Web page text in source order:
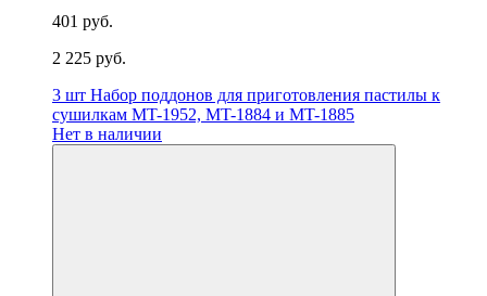
401 руб.
2 225 руб.
3 шт Набор поддонов для приготовления пастилы к
сушилкам MT-1952, MT-1884 и MT-1885
Нет в наличии